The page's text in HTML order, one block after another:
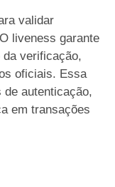
validar
liveness garante
da verificação,
oficiais. Essa
autenticação,
em transações